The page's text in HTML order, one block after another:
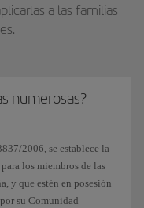
a las familias
numerosas?
2006, se establece la
los miembros de las
y que estén en posesión
su Comunidad